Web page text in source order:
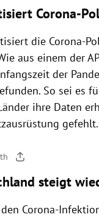
Corona-
die Corona-
aus einem der
der
So sei es
ihre Daten
gefehlt.
steigt
Corona-